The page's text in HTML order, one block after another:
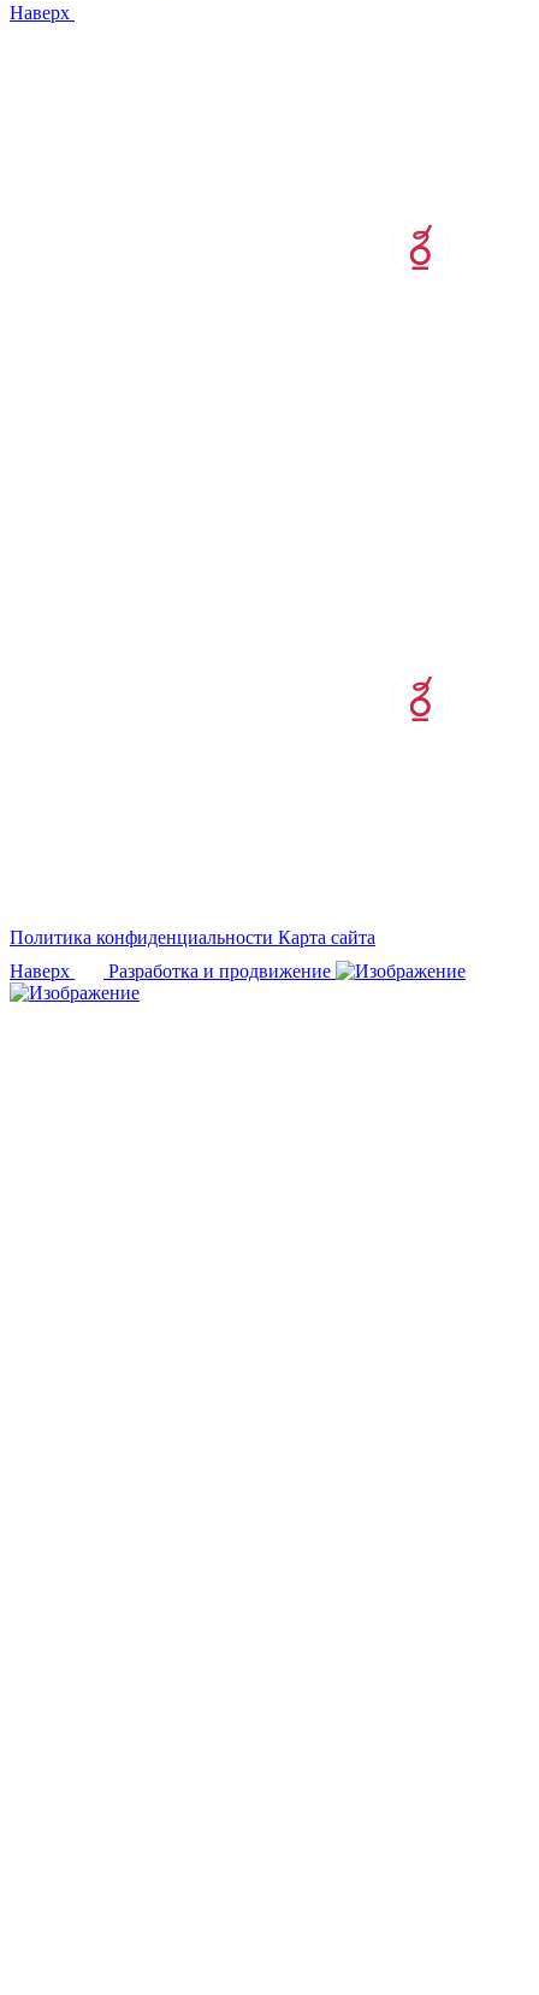
Наверх
Политика конфиденциальности Карта сайта
Наверх
Разработка и продвижение